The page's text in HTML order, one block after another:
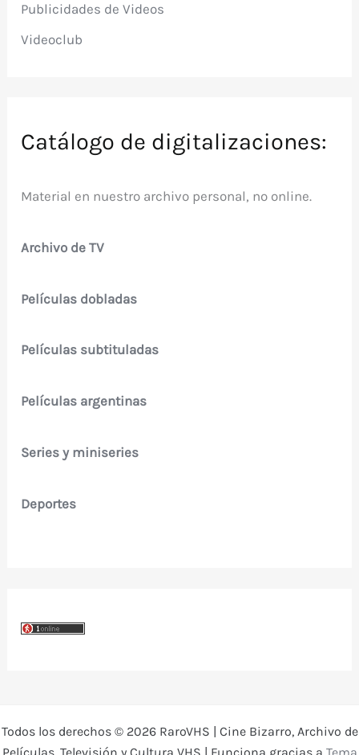
Publicidades de Videos
Videoclub
Catálogo de digitalizaciones:
Material en nuestro archivo personal, no online.
Archivo de TV
Películas dobladas
Películas subtituladas
Películas argentinas
Series y miniseries
Deportes
Todos los derechos © 2026 RaroVHS | Cine Bizarro, Archivo de